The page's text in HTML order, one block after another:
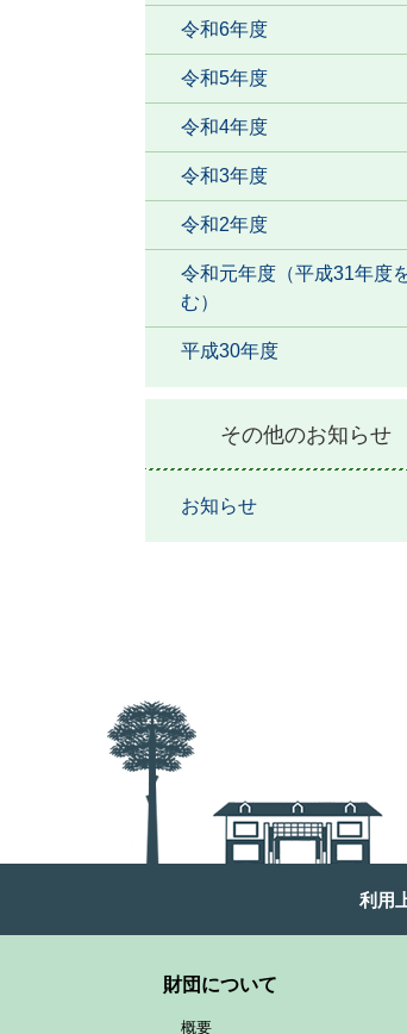
令和6年度
令和5年度
令和4年度
令和3年度
令和2年度
令和元年度（平成31年度
む）
平成30年度
その他のお知らせ
お知らせ
利用
財団について
概要